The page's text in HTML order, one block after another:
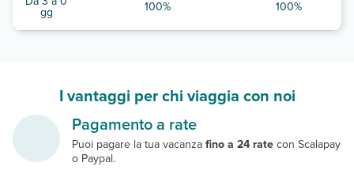
gg 100% 100%
I vantaggi per chi viaggia con noi
Pagamento a rate
Puoi pagare la tua vacanzafino a 24 ratecon Scalapay
o Paypal.